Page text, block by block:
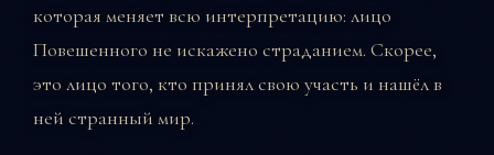
которая меняет всю интерпретацию: лицо
Повешенного не искажено страданием. Скорее,
это лицо того, кто принял свою участь и нашёл в
ней странный мир.